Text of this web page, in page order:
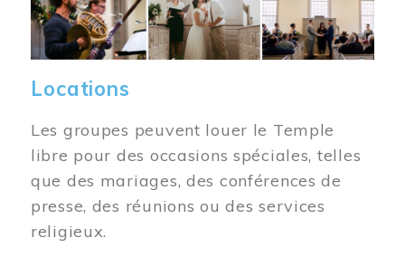
Locations
Les groupes peuvent louer le Temple
libre pour des occasions spéciales, telles
que des mariages, des conférences de
presse, des réunions ou des services
religieux.